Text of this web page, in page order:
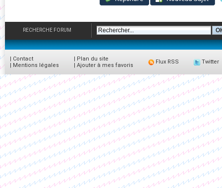
RECHERCHE FORUM
| Contact
| Mentions légales
| Plan du site
| Ajouter à mes favoris
Flux RSS Twitter